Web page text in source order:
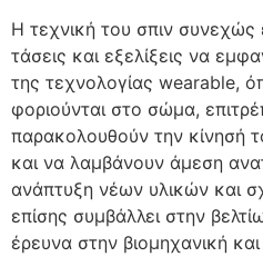
Η τεχνική του σπιν συνεχώς
τάσεις και εξελίξεις να
της τεχνολογίας wearable,
φοριούνται στο σώμα,
παρακολουθούν την κίνησή
και να λαμβάνουν άμεση
ανάπτυξη νέων υλικών και
επίσης συμβάλλει στην
έρευνα στην βιομηχανική